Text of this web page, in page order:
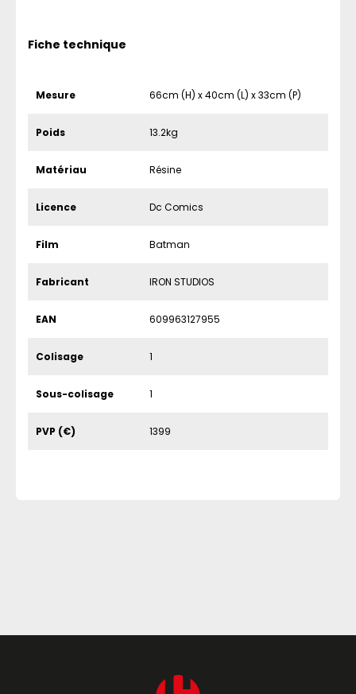
Fiche technique
Mesure 66cm (H) x 40cm (L) x 33cm (P)
Poids 13.2kg
Matériau Résine
Licence Dc Comics
Film Batman
Fabricant IRON STUDIOS
EAN 609963127955
Colisage 1
Sous-colisage 1
PVP (€) 1399